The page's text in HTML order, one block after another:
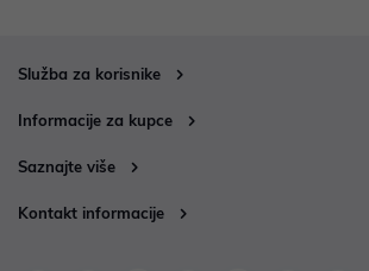
Služba za korisnike
Informacije za kupce
Saznajte više
Kontakt informacije